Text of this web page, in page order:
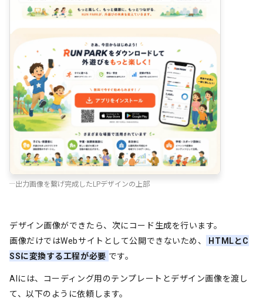
出力画像を繋げ完成したLPデザインの上部
デザイン画像ができたら、次にコード生成を行います。
画像だけではWebサイトとして公開できないため、
HTMLとC
SSに変換する工程が必要 です。
AIには、コーディング用のテンプレートとデザイン画像を渡し
て、以下のように依頼します。